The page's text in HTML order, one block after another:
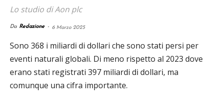
Lo studio di Aon plc
Da Redazione - 6 Marzo 2025
Sono 368 i miliardi di dollari che sono stati persi per
eventi naturali globali. Di meno rispetto al 2023 dove
erano stati registrati 397 miliardi di dollari, ma
comunque una cifra importante.